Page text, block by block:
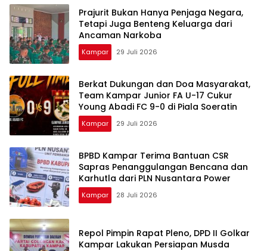
Prajurit Bukan Hanya Penjaga Negara,
Tetapi Juga Benteng Keluarga dari
Ancaman Narkoba
Kampar 29 Juli 2026
Berkat Dukungan dan Doa Masyarakat,
Team Kampar Junior FA U-17 Cukur
Young Abadi FC 9-0 di Piala Soeratin
Kampar 29 Juli 2026
BPBD Kampar Terima Bantuan CSR
Sapras Penanggulangan Bencana dan
Karhutla dari PLN Nusantara Power
Kampar 28 Juli 2026
Repol Pimpin Rapat Pleno, DPD II Golkar
Kampar Lakukan Persiapan Musda